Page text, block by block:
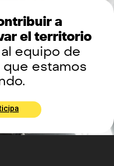
a
el territorio
equipo de
estamos